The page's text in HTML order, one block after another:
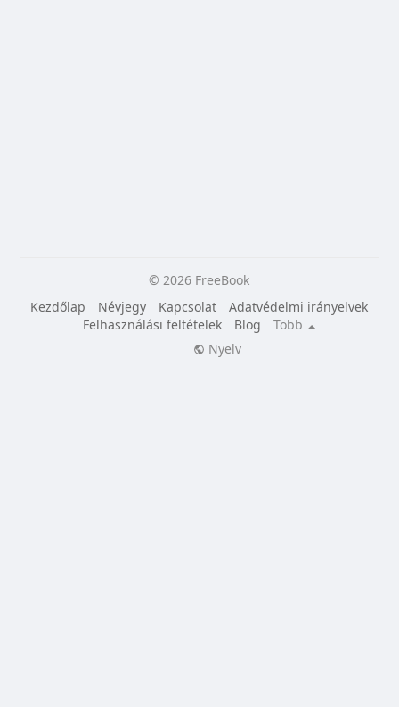
© 2026 FreeBook
Kezdőlap
Névjegy Kapcsolat
Adatvédelmi irányelvek
Felhasználási feltételek
Blog
Több
Nyelv